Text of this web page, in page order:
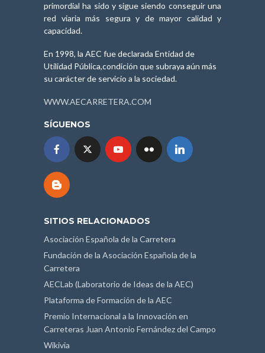
primordial ha sido y sigue siendo conseguir una
red viaria más segura y de mayor calidad y
capacidad.
En 1998, la AEC fue declarada Entidad de
Utilidad Pública,condición que subraya aún más
su carácter de servicio a la sociedad.
WWW.AECARRETERA.COM
SÍGUENOS
SITIOS RELACIONADOS
Asociación Española de la Carretera
Fundación de la Asociación Española de la
Carretera
AECLab (Laboratorio de Ideas de la AEC)
Plataforma de Formación de la AEC
Premio Internacional a la Innovación en
Carreteras Juan Antonio Fernández del Campo
Wikivia